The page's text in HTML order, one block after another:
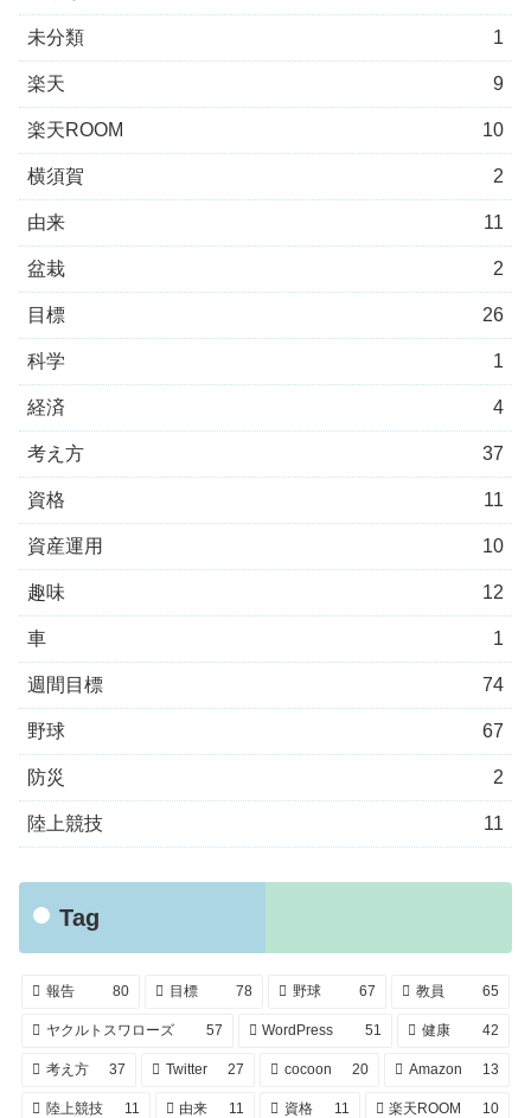
未分類 1
楽天 9
楽天ROOM 10
横須賀 2
由来 11
盆栽 2
目標 26
科学 1
経済 4
考え方 37
資格 11
資産運用 10
趣味 12
車 1
週間目標 74
野球 67
防災 2
陸上競技 11
Tag
報告 80 目標 78 野球 67 教員 65
ヤクルトスワローズ 57 WordPress 51 健康 42
考え方 37 Twitter 27 cocoon 20 Amazon 13
陸上競技 11 由来 11 資格 11 楽天ROOM 10